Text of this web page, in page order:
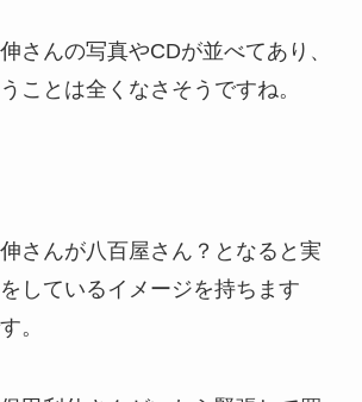
さんの写真やCDが並べてあり、
ことは全くなさそうですね。
さんが八百屋さん？となると実
しているイメージを持ちます
。